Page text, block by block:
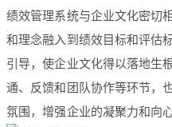
绩效管理系统与企业文化密切
和理念融入到绩效目标和评估
引导，使企业文化得以落地生
通、反馈和团队协作等环节，
氛围，增强企业的凝聚力和向心